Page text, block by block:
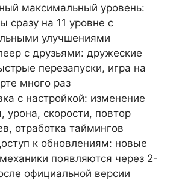
максимальный уровень:
сразу на 11 уровне с
улучшениями
с друзьями: дружеские
перезапуски, игра на
много раз
с настройкой: изменение
урона, скорости, повтор
отработка таймингов
к обновлениям: новые
появляются через 2-
официальной версии